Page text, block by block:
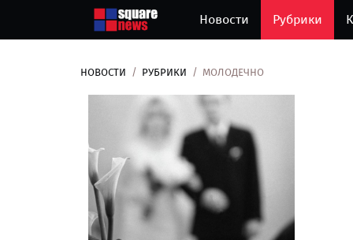
Новости Рубрики
НОВОСТИ РУБРИКИ МОЛОДЕЧНО